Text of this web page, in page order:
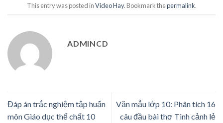
This entry was posted inVideo Hay. Bookmark thepermalink.
ADMINCD
Đáp án trắc nghiệm tập huấn
môn Giáo dục thể chất 10
Văn mẫu lớp 10: Phân tích 16
câu đầu bài thơ Tình cảnh lẻ